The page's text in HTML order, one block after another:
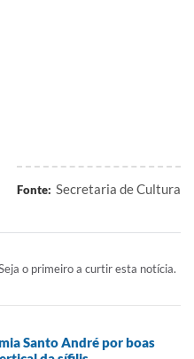
Fonte: Secretaria de Cultura
o primeiro a curtir esta notícia.
Santo André por boas